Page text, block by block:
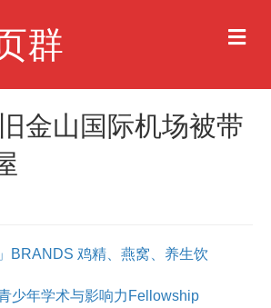
群 M
e
u
金山国际机场被带
BRANDS 鸡精、燕窝、养生饮
少年学术与影响力Fellowship